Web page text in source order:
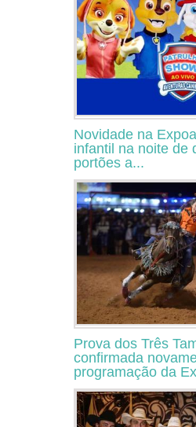
Novidade na
infantil na noite de
portões a...
Prova dos Três
confirmada
programação da